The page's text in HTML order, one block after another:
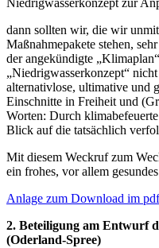
Niedrigwasserkonzept zur
dann sollten wir, die wir
Maßnahmepakete stehen,
der angekündigte
„Niedrigwasserkonzept“
alternativlose, ultimative und
Einschnitte in Freiheit und
Worten: Durch
Blick auf die tatsächlich
Mit diesem Weckruf zum
ein frohes, vor allem
Anlage zum Download im
2. Beteiligung am Entwurf
(Oderland-Spree)